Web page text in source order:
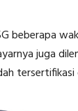
beberapa
juga
tersertifikasi